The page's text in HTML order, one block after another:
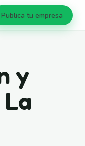
Publica tu empresa
y